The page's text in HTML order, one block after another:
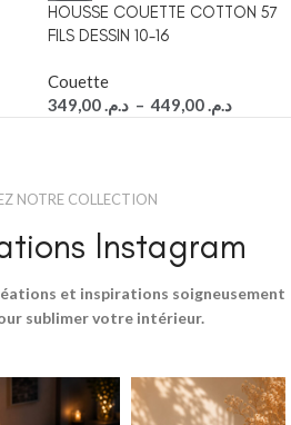
HOUSSE COUETTE COTTON 57
FILS DESSIN 10-16
Couette
د.م. – د.م.
NOTRE COLLECTION
Instagram
et inspirations soigneusement
sublimer votre intérieur.